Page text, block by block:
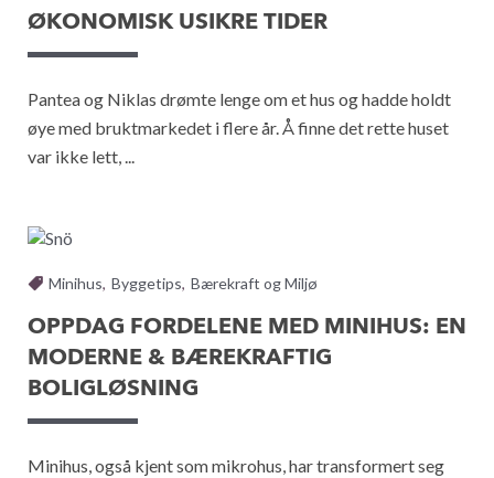
ØKONOMISK USIKRE TIDER
Pantea og Niklas drømte lenge om et hus og hadde holdt
øye med bruktmarkedet i flere år. Å finne det rette huset
var ikke lett, ...
Minihus, Byggetips, Bærekraft og Miljø
OPPDAG FORDELENE MED MINIHUS: EN
MODERNE & BÆREKRAFTIG
BOLIGLØSNING
Minihus, også kjent som mikrohus, har transformert seg